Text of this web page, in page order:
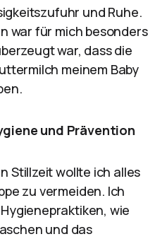
und Ruhe.
war für mich besonders
war, dass die
meinem Baby
und Prävention
Stillzeit wollte ich alles
zu vermeiden. Ich
wie
und das